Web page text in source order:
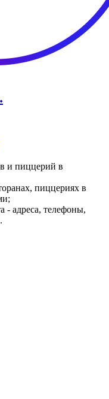
и пиццерий в
пиццериях в
- адреса, телефоны,